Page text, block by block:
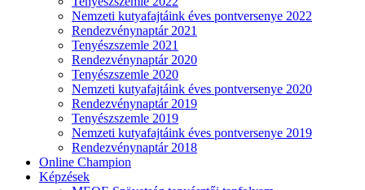
Nemzeti kutyafajtáink éves pontversenye 2022
Rendezvénynaptár 2021
Tenyészszemle 2021
Rendezvénynaptár 2020
Tenyészszemle 2020
Nemzeti kutyafajtáink éves pontversenye 2020
Rendezvénynaptár 2019
Tenyészszemle 2019
Nemzeti kutyafajtáink éves pontversenye 2019
Rendezvénynaptár 2018
Online Champion
Képzések